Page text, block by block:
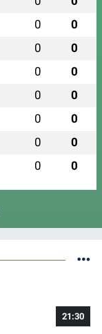
0 0
0 0
0 0
0 0
0 0
0 0
0 0
21:30